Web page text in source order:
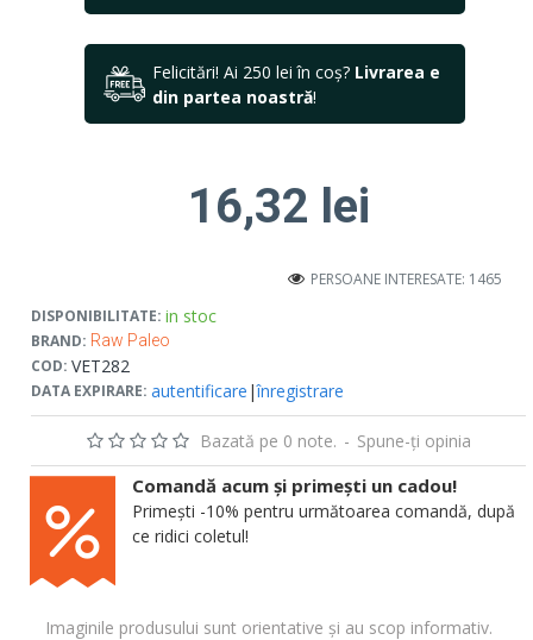
Felicitări! Ai 250 lei în coș? Livrarea e
din partea noastră!
DISPONIBILITATE: in stoc
BRAND: Raw Paleo
COD: VET282
DATA EXPIRARE: autentificare |înregistrare
PERSOANE INTERESATE: 1465
Bazată pe 0 note. - Spune-ţi opinia
16,32 lei
Imaginile produsului sunt orientative și au scop informativ.
Comandă acum și primești un cadou!
Primești -10% pentru următoarea comandă, după
ce ridici coletul!